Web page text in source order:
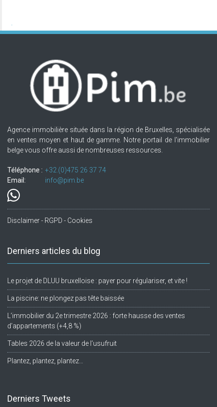
Agence immobilière située dans la région de Bruxelles, spécialisée
en ventes moyen et haut de gamme. Notre portail de l'immobilier
belge vous offre aussi de nombreuses ressources.
Téléphone : +32.(0)475 26 37 74
Email:
info@pim.be
Disclaimer - RGPD - Cookies
Derniers articles du blog
Le projet de DLUU bruxelloise : payer pour régulariser, et vite !
La piscine: ne plongez pas tête baissée
L’immobilier du 2e trimestre 2026 : forte hausse des ventes
d’appartements (+4,8 %)
Tables 2026 de la valeur de l’usufruit
Plantez, plantez, plantez…
Derniers Tweets